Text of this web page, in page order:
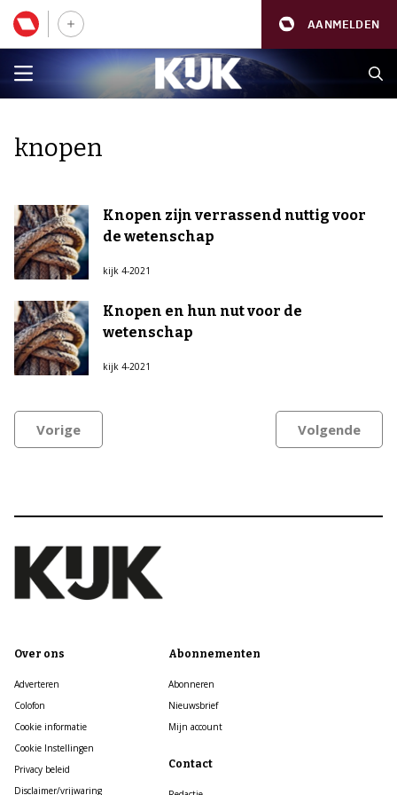
AANMELDEN
knopen
Knopen zijn verrassend nuttig voor
de wetenschap
kijk 4-2021
Knopen en hun nut voor de
wetenschap
kijk 4-2021
Vorige Volgende
Over ons
Adverteren
Colofon
Cookie informatie
Cookie Instellingen
Privacy beleid
Disclaimer/vrijwaring
Abonnementen
Abonneren
Nieuwsbrief
Mijn account
Contact